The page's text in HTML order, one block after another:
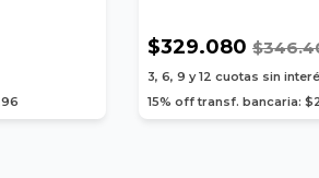
$329.080
3, 6, 9 y 12 cuotas sin
15% off transf. bancaria: